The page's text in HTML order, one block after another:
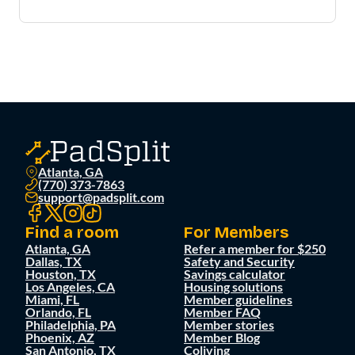
Atlanta, GA
(770) 373-7863
support@padsplit.com
Find a room
Atlanta, GA
Dallas, TX
Houston, TX
Los Angeles, CA
Miami, FL
Orlando, FL
Philadelphia, PA
Phoenix, AZ
San Antonio, TX
For Members
Refer a member for $250
Safety and Security
Savings calculator
Housing solutions
Member guidelines
Member FAQ
Member stories
Member Blog
Coliving